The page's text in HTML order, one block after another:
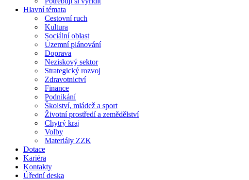
Hlavní témata
Cestovní ruch
Kultura
Sociální oblast
Územní plánování
Doprava
Neziskový sektor
Strategický rozvoj
Zdravotnictví
Finance
Podnikání
Školství, mládež a sport
Životní prostředí a zemědělství
Chytrý kraj
Volby
Materiály ZZK
Dotace
Kariéra
Kontakty
Úřední deska